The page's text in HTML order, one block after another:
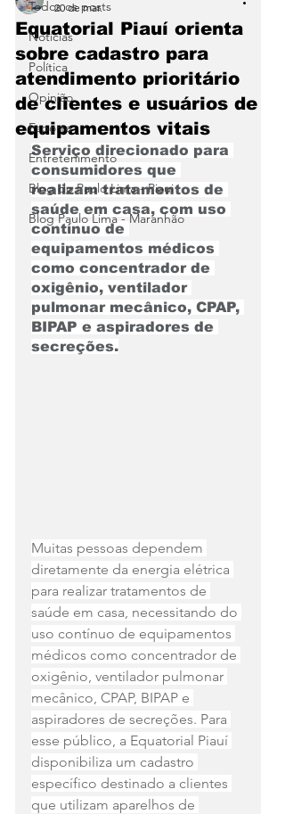
Todos os posts
Notícias
Política
Opinião
Esporte
Entretenimento
Blog do Paulo Lima - Piaui
Blog Paulo Lima - Maranhão
Equatorial Piauí orienta
sobre cadastro para
atendimento prioritário
de clientes e usuários de
equipamentos vitais
20 de mar.
Serviço direcionado para
consumidores que
realizam tratamentos de
saúde em casa, com uso
contínuo de
equipamentos médicos
como concentrador de
oxigênio, ventilador
pulmonar mecânico, CPAP,
BIPAP e aspiradores de
secreções.
Muitas pessoas dependem
diretamente da energia elétrica
para realizar tratamentos de
saúde em casa, necessitando do
uso contínuo de equipamentos
médicos como concentrador de
oxigênio, ventilador pulmonar
mecânico, CPAP, BIPAP e
aspiradores de secreções. Para
esse público, a Equatorial Piauí
disponibiliza um cadastro
específico destinado a clientes
que utilizam aparelhos de